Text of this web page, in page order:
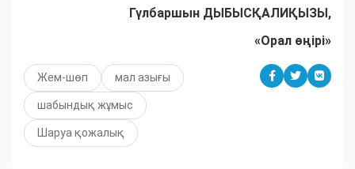
Гүлбаршын ДЫБЫСҚАЛИҚЫЗЫ,
«Орал өңірі»
Жем-шөп мал азығы
шабындық жұмыс
Шаруа қожалық